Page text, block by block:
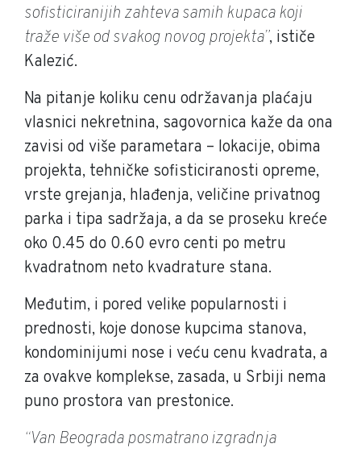
sofisticiranijih zahteva samih kupaca koji
traže više od svakog novog projekta”, ističe
Kalezić.
Na pitanje koliku cenu održavanja plaćaju
vlasnici nekretnina, sagovornica kaže da ona
zavisi od više parametara – lokacije, obima
projekta, tehničke sofisticiranosti opreme,
vrste grejanja, hlađenja, veličine privatnog
parka i tipa sadržaja, a da se proseku kreće
oko 0.45 do 0.60 evro centi po metru
kvadratnom neto kvadrature stana.
Međutim, i pored velike popularnosti i
prednosti, koje donose kupcima stanova,
kondominijumi nose i veću cenu kvadrata, a
za ovakve komplekse, zasada, u Srbiji nema
puno prostora van prestonice.
“Van Beograda posmatrano izgradnja